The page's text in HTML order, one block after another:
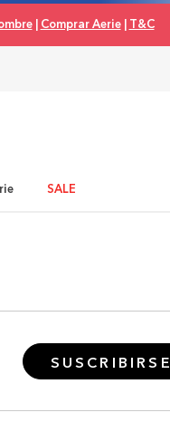
| Comprar Aerie| T&C
SALE
SUSCRIBIRSE